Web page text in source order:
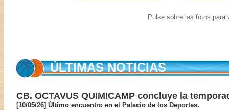
Pulse sobre las fotos para
ÚLTIMAS NOTICIAS
CB. OCTAVUS QUIMICAMP concluye la
[10/05/26] Último encuentro en el Palacio de los Deportes.